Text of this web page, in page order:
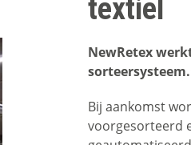
textiel
NewRetex
sorteersysteem.
Bij aankomst
voorgesorteerd